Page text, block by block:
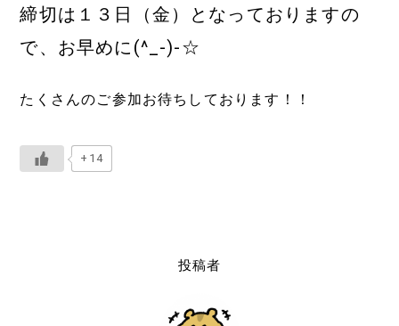
締切は１３日（金）となっておりますの
で、お早めに(^_-)-☆
たくさんのご参加お待ちしております！！
+14
投稿者